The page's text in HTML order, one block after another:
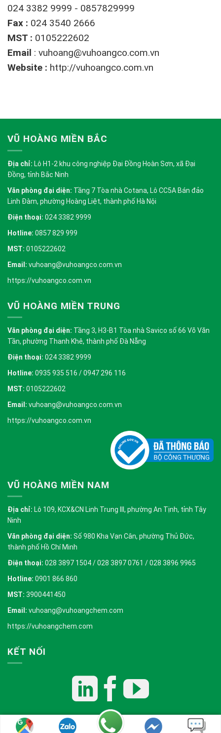
024 3382 9999 - 0857829999
Fax : 024 3540 2666
MST : 0105222602
Email : vuhoang@vuhoangco.com.vn
Website : http://vuhoangco.com.vn
VŨ HOÀNG MIỀN BẮC
Địa chỉ: Lô H1-2 khu công nghiệp Đại Đồng Hoàn Sơn, xã Đại
Đồng, tỉnh Bắc Ninh
Văn phòng đại diện: Tầng 7 Tòa nhà Cotana, Lô CC5A Bán đảo
Linh Đàm, phường Hoàng Liệt, thành phố Hà Nội
Điện thoại: 024 3382 9999
Hotline: 0857 829 999
MST: 0105222602
Email: vuhoang@vuhoangco.com.vn
https://vuhoangco.com.vn
VŨ HOÀNG MIỀN TRUNG
Văn phòng đại diện: Tầng 3, H3-B1 Tòa nhà Savico số 66 Võ Văn
Tần, phường Thanh Khê, thành phố Đà Nẵng
Điện thoại: 024 3382 9999
Hotline: 0935 935 516 / 0947 296 116
MST: 0105222602
Email: vuhoang@vuhoangco.com.vn
https://vuhoangco.com.vn
VŨ HOÀNG MIỀN NAM
Địa chỉ: Lô 109, KCX&CN Linh Trung III, phường An Tịnh, tỉnh Tây
Ninh
Văn phòng đại diện: Số 980 Kha Vạn Cân, phường Thủ Đức,
thành phố Hồ Chí Minh
Điện thoại: 028 3897 1504 / 028 3897 0761 / 028 3896 9965
Hotline: 0901 866 860
MST: 3900441450
Email: vuhoang@vuhoangchem.com
https://vuhoangchem.com
KẾT NỐI